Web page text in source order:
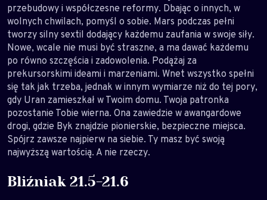
przebudowy i współczesne reformy. Dbając o innych, w
wolnych chwilach, pomyśl o sobie. Mars podczas pełni
tworzy silny sextil dodający każdemu zaufania w swoje siły.
Nowe, wcale nie musi być straszne, a ma dawać każdemu
po równo szczęścia i zadowolenia. Podążaj za
prekursorskimi ideami i marzeniami. Wnet wszystko spełni
się tak jak trzeba, jednak w innym wymiarze niż do tej pory,
gdy Uran zamieszkał w Twoim domu. Twoja patronka
pozostanie Tobie wierna. Ona zawiedzie w awangardowe
drogi, gdzie Byk znajdzie pionierskie, bezpieczne miejsca.
Spójrz zawsze najpierw na siebie. Ty masz być swoją
najwyższą wartością. A nie rzeczy.
Bliźniak 21.5-21.6